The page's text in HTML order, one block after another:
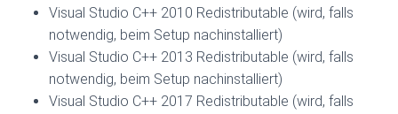
Visual Studio C++ 2010 Redistributable (wird, falls
notwendig, beim Setup nachinstalliert)
Visual Studio C++ 2013 Redistributable (wird, falls
notwendig, beim Setup nachinstalliert)
Visual Studio C++ 2017 Redistributable (wird, falls